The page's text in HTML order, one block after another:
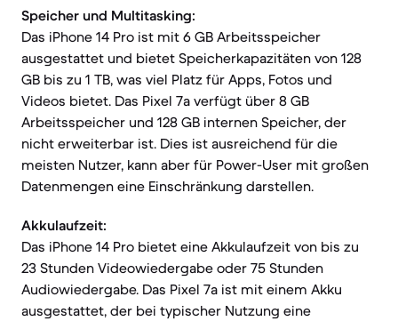
Speicher und Multitasking:
Das iPhone 14 Pro ist mit 6 GB Arbeitsspeicher
ausgestattet und bietet Speicherkapazitäten von 128
GB bis zu 1 TB, was viel Platz für Apps, Fotos und
Videos bietet. Das Pixel 7a verfügt über 8 GB
Arbeitsspeicher und 128 GB internen Speicher, der
nicht erweiterbar ist. Dies ist ausreichend für die
meisten Nutzer, kann aber für Power-User mit großen
Datenmengen eine Einschränkung darstellen.
Akkulaufzeit:
Das iPhone 14 Pro bietet eine Akkulaufzeit von bis zu
23 Stunden Videowiedergabe oder 75 Stunden
Audiowiedergabe. Das Pixel 7a ist mit einem Akku
ausgestattet, der bei typischer Nutzung eine